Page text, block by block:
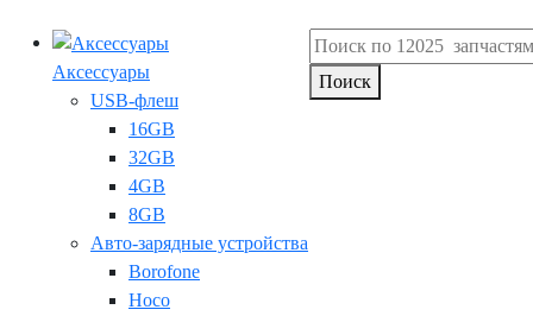
Аксессуары
USB-флеш
16GB
32GB
4GB
8GB
Авто-зарядные устройства
Borofone
Hoco
Поиск